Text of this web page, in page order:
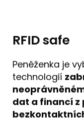
RFID safe
Peněženka je
technologií
dat a financí z